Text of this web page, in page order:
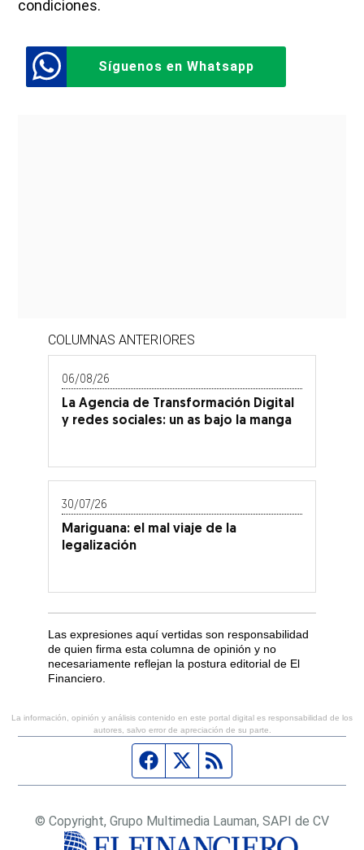
condiciones.
Síguenos en Whatsapp
COLUMNAS ANTERIORES
06/08/26
La Agencia de Transformación Digital
y redes sociales: un as bajo la manga
30/07/26
Mariguana: el mal viaje de la
legalización
Las expresiones aquí vertidas son responsabilidad
de quien firma esta columna de opinión y no
necesariamente reflejan la postura editorial de El
Financiero.
La información, opinión y análisis contenido en este portal digital es responsabilidad de los
autores, salvo error de apreciación de su parte.
Página de Facebook
Fuente Twitter
© Copyright, Grupo Multimedia Lauman, SAPI de CV